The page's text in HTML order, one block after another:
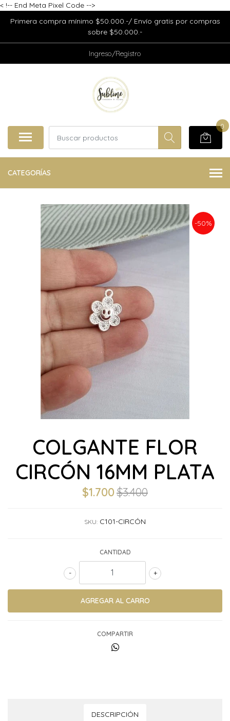
< !-- End Meta Pixel Code -->
Primera compra mínimo $50.000.-/ Envío gratis por compras
sobre $50.000.-
Ingreso/Registro
0
CATEGORÍAS
-50%
COLGANTE FLOR
CIRCÓN 16MM PLATA
$1.700$3.400
SKU: C101-CIRCÓN
CANTIDAD
+
-
COMPARTIR
DESCRIPCIÓN